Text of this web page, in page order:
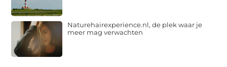
Naturehairexperience.nl, de plek waar je
meer mag verwachten